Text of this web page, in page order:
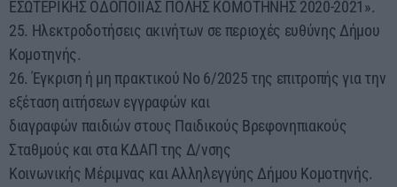
ΕΣΩΤΕΡΙΚΗΣ ΟΔΟΠΟΙΪΑΣ ΠΟΛΗΣ ΚΟΜΟΤΗΝΗΣ 2020-2021».
25. Ηλεκτροδοτήσεις ακινήτων σε περιοχές ευθύνης Δήμου
Κομοτηνής.
26. Έγκριση ή μη πρακτικού Νο 6/2025 της επιτροπής για την
εξέταση αιτήσεων εγγραφών και
διαγραφών παιδιών στους Παιδικούς Βρεφονηπιακούς
Σταθμούς και στα ΚΔΑΠ της Δ/νσης
Κοινωνικής Μέριμνας και Αλληλεγγύης Δήμου Κομοτηνής.